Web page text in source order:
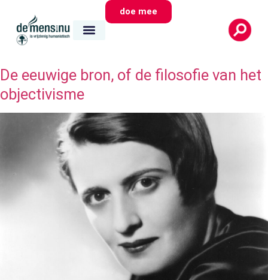
doe mee
De eeuwige bron, of de filosofie van het
objectivisme